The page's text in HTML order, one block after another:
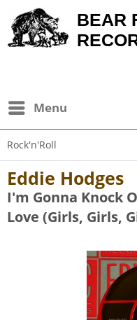
BEAR
Menu
Rock'n'Roll
Eddie Hodges
I'm Gonna Knock
Love (Girls, Girls,